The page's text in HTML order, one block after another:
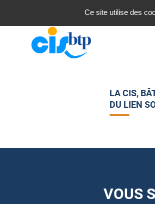
LA CIS,
DU LIEN
VOUS
Ce site utilise des